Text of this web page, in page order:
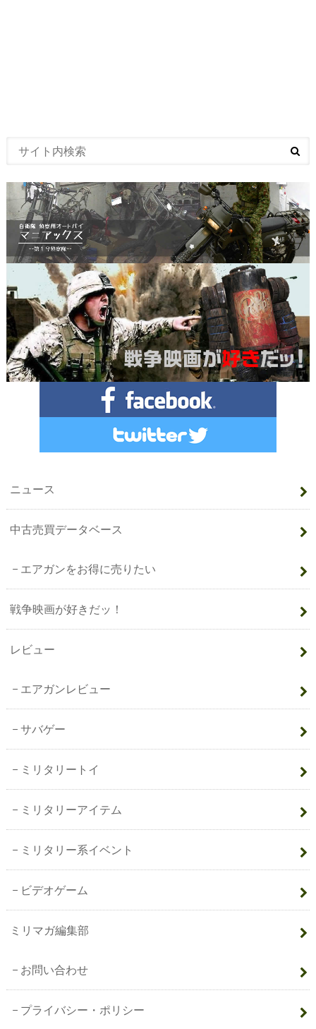
ニュース
中古売買データベース
エアガンをお得に売りたい
戦争映画が好きだッ！
レビュー
エアガンレビュー
サバゲー
ミリタリートイ
ミリタリーアイテム
ミリタリー系イベント
ビデオゲーム
ミリマガ編集部
お問い合わせ
プライバシー・ポリシー